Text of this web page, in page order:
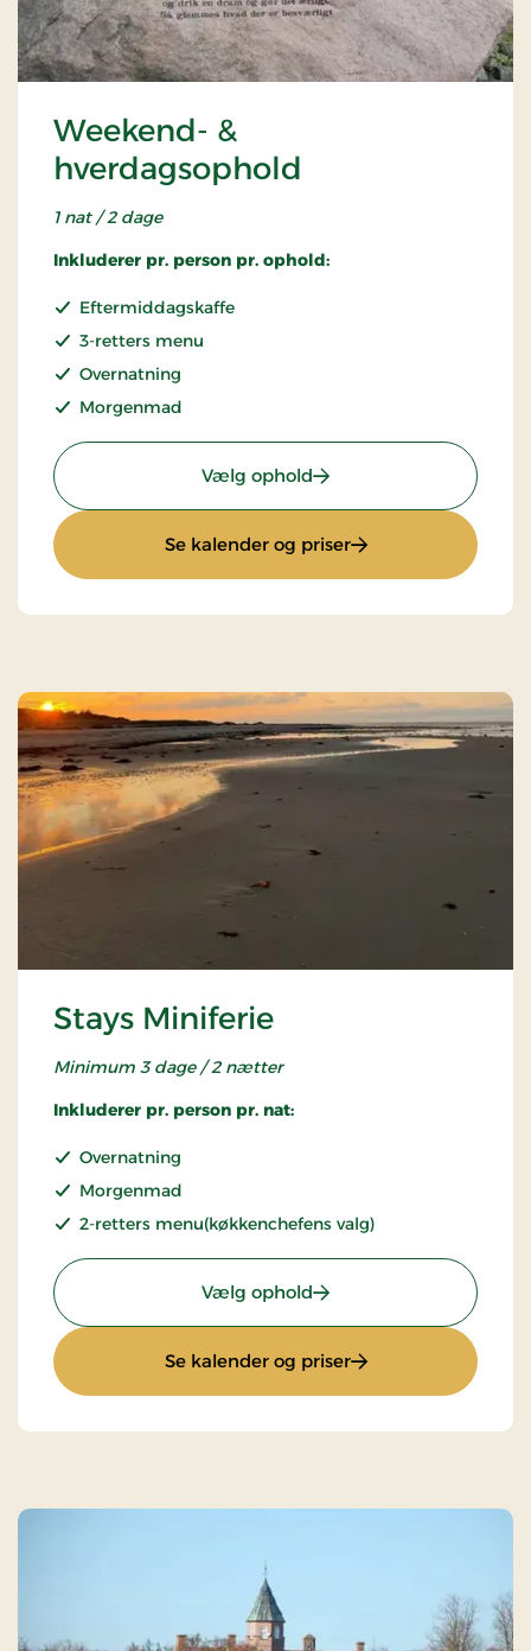
Weekend- &
hverdagsophold
1 nat / 2 dage
Inkluderer pr. person pr. ophold:
Eftermiddagskaffe
3-retters menu
Overnatning
Morgenmad
Vælg ophold: Weekend- &
Se kalender og priser: Weekend- &
Stays Miniferie
Minimum 3 dage / 2 nætter
Inkluderer pr. person pr. nat:
Overnatning
Morgenmad
2-retters menu(køkkenchefens valg)
Vælg ophold: Stays Miniferie
Se kalender og priser: Stays Miniferie